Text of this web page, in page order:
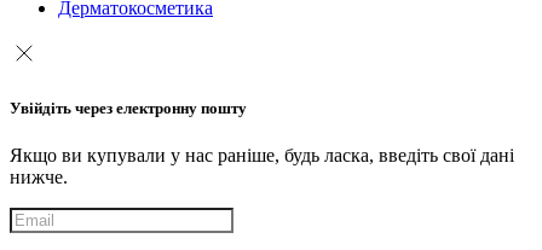
Дерматокосметика
Увійдіть через електронну пошту
Якщо ви купували у нас раніше, будь ласка, введіть свої дані
нижче.